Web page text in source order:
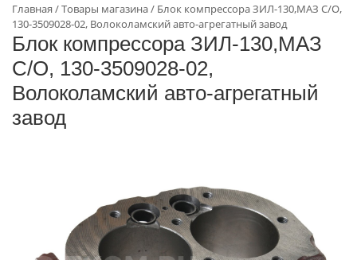
Главная Товары магазина
Блок компрессора ЗИЛ-130,МАЗ С/О,
130-3509028-02, Волоколамский авто-агрегатный завод
Блок компрессора ЗИЛ-130,МАЗ
С/О, 130-3509028-02,
Волоколамский авто-агрегатный
завод